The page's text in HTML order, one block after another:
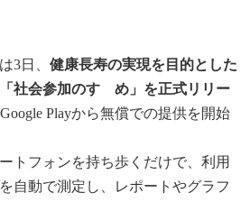
3日、 健康長寿の実現を目的とした
社会参加のすゝめ」を正式リリー
Playから無償での提供を開始
トフォンを持ち歩くだけで、利用
自動で測定し、レポートやグラフ